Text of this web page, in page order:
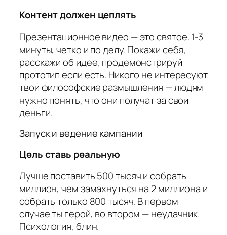
Контент должен цеплять
Презентационное видео — это святое. 1-3
минуты, четко и по делу. Покажи себя,
расскажи об идее, продемонстрируй
прототип если есть. Никого не интересуют
твои философские размышления — людям
нужно понять, что они получат за свои
деньги.
Запуск и ведение кампании
Цель ставь реальную
Лучше поставить 500 тысяч и собрать
миллион, чем замахнуться на 2 миллиона и
собрать только 800 тысяч. В первом
случае ты герой, во втором — неудачник.
Психология, блин.